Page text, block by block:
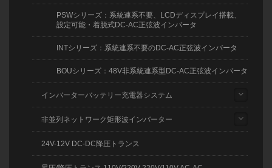
PSWシリーズ：系統連系不要、LCDディスプレイ搭載、
設定可能・着脱式DC-AC正弦波インバータ
INTシリーズ：系統連系不要のDC-AC正弦波インバータ
BOUシリーズ：48V非系統連系型DC-AC正弦波インバータ
インバーターバッテリー充電器システム
非並列ネットワーク矩形波インバーター
24V-12V DC-DC降圧トランス